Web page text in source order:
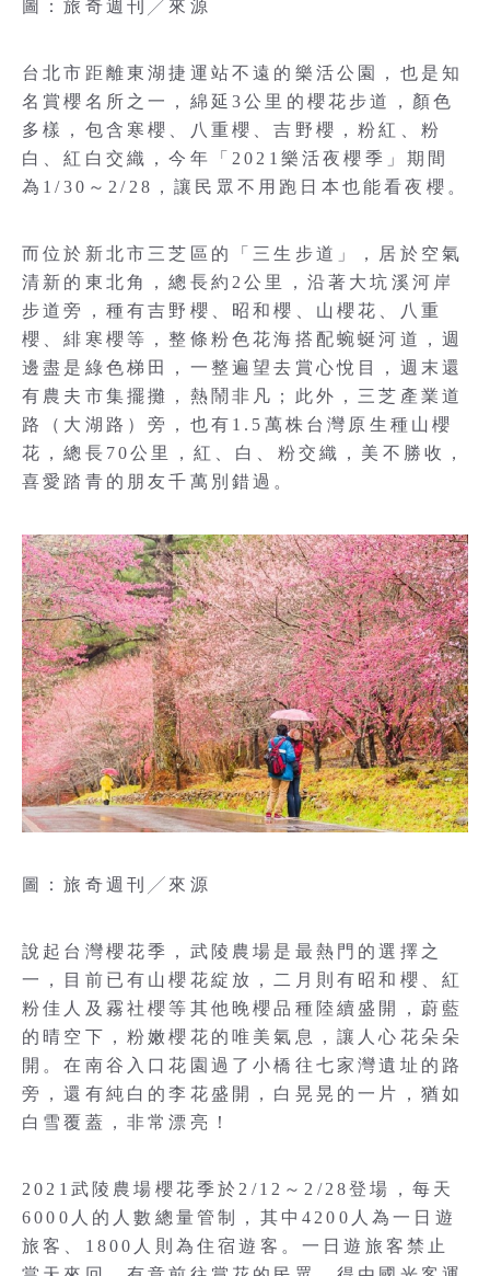
圖：旅奇週刊╱來源
台北市距離東湖捷運站不遠的樂活公園，也是知
名賞櫻名所之一，綿延3公里的櫻花步道，顏色
多樣，包含寒櫻、八重櫻、吉野櫻，粉紅、粉
白、紅白交織，今年「2021樂活夜櫻季」期間
為1/30～2/28，讓民眾不用跑日本也能看夜櫻。
而位於新北市三芝區的「三生步道」，居於空氣
清新的東北角，總長約2公里，沿著大坑溪河岸
步道旁，種有吉野櫻、昭和櫻、山櫻花、八重
櫻、緋寒櫻等，整條粉色花海搭配蜿蜒河道，週
邊盡是綠色梯田，一整遍望去賞心悅目，週末還
有農夫市集擺攤，熱鬧非凡；此外，三芝產業道
路（大湖路）旁，也有1.5萬株台灣原生種山櫻
花，總長70公里，紅、白、粉交織，美不勝收，
喜愛踏青的朋友千萬別錯過。
圖：旅奇週刊╱來源
說起台灣櫻花季，武陵農場是最熱門的選擇之
一，目前已有山櫻花綻放，二月則有昭和櫻、紅
粉佳人及霧社櫻等其他晚櫻品種陸續盛開，蔚藍
的晴空下，粉嫩櫻花的唯美氣息，讓人心花朵朵
開。在南谷入口花園過了小橋往七家灣遺址的路
旁，還有純白的李花盛開，白晃晃的一片，猶如
白雪覆蓋，非常漂亮！
2021武陵農場櫻花季於2/12～2/28登場，每天
6000人的人數總量管制，其中4200人為一日遊
旅客、1800人則為住宿遊客。一日遊旅客禁止